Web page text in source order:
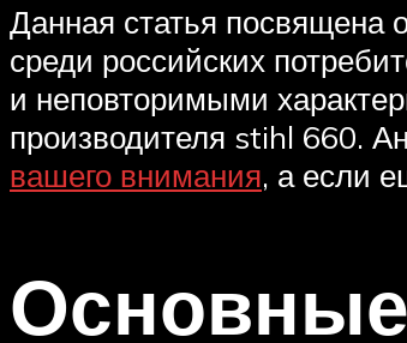
Данная статья посвящена
среди российских
и неповторимыми
производителя stihl 660.
вашего внимания, а если